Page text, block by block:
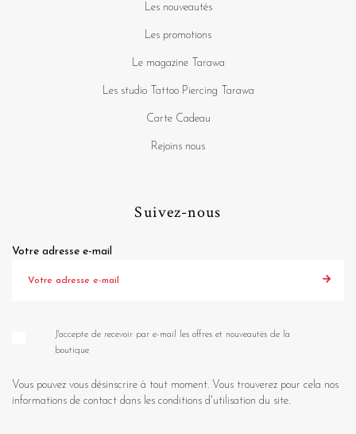
Les nouveautés
Les promotions
Le magazine Tarawa
Les studio Tattoo Piercing Tarawa
Carte Cadeau
Rejoins nous
Suivez-nous
Votre adresse e-mail
J'accepte de recevoir par e-mail les offres et nouveautés de la
boutique
Vous pouvez vous désinscrire à tout moment. Vous trouverez pour cela nos
informations de contact dans les conditions d'utilisation du site.